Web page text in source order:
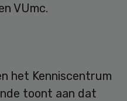
VUmc.
het Kenniscentrum
toont aan dat